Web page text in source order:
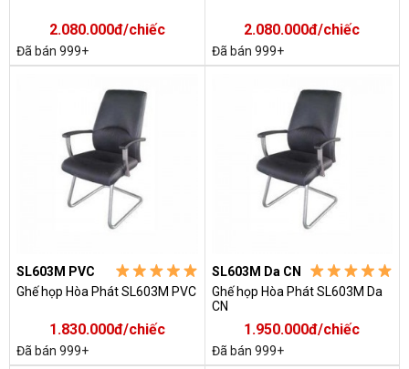
2.080.000đ/chiếc
Đã bán 999+
2.080.000đ/chiếc
Đã bán 999+
SL603M PVC
Ghế họp Hòa Phát SL603M PVC
1.830.000đ/chiếc
Đã bán 999+
SL603M Da CN
Ghế họp Hòa Phát SL603M Da
CN
1.950.000đ/chiếc
Đã bán 999+